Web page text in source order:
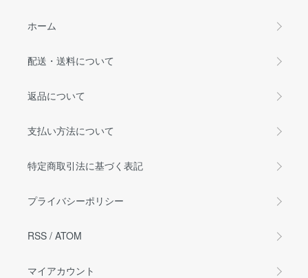
ホーム
配送・送料について
返品について
支払い方法について
特定商取引法に基づく表記
プライバシーポリシー
RSS / ATOM
マイアカウント